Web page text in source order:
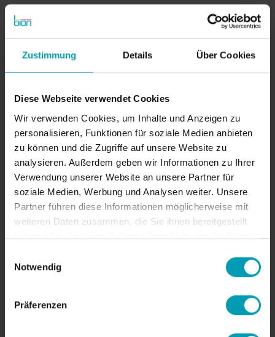
Zustimmung Details Über Cookies
Diese Webseite verwendet Cookies
Wir verwenden Cookies, um Inhalte und Anzeigen zu
personalisieren, Funktionen für soziale Medien anbieten
zu können und die Zugriffe auf unsere Website zu
analysieren. Außerdem geben wir Informationen zu Ihrer
Verwendung unserer Website an unsere Partner für
soziale Medien, Werbung und Analysen weiter. Unsere
Partner führen diese Informationen möglicherweise mit
weiteren Daten zusammen, die Sie ihnen bereitgestellt
haben oder die sie im Rahmen Ihrer Nutzung der Dienste
Notwendig
Präferenzen
Kontakt Samuel Wang
Bitte kontaktieren Sie Samuel für
Regionalverkaufsleiter & Projektmanager
Flüssigkeiten verwandte Anliegen des BION
China Unternehmens. Samuel hilft Ihnen gerne
bei Ihrer Frage weiter!
KONTAKT SAMUEL
Kontaktinformationen
swang@bionint.com